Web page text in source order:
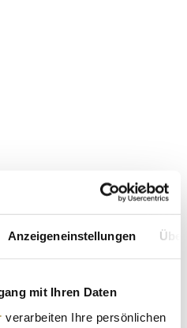
Anzeigeneinstellungen
mit Ihren Daten
verarbeiten Ihre persönlichen